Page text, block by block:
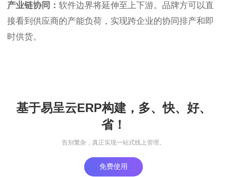
产业链协同： 软件边界将延伸至上下游。品牌方可以直
接看到供应商的产能负荷，实现跨企业的协同排产和即
时供货。
基于易呈云ERP构建，多、快、好、
省！
告别繁杂，真正实现一站式线上管理。
免费使用